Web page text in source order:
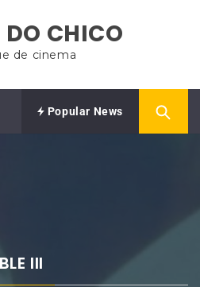
DO CHICO
de cinema
Popular News
III